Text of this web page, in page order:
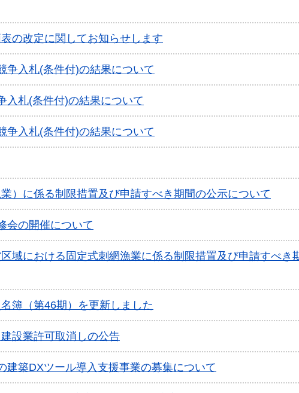
の改定に関してお知らせします
争入札(条件付)の結果について
入札(条件付)の結果について
争入札(条件付)の結果について
）に係る制限措置及び申請すべき期間の公示について
会の開催について
域における固定式刺網漁業に係る制限措置及び申請すべき
簿（第46期）を更新しました
設業許可取消しの公告
建築DXツール導入支援事業の募集について